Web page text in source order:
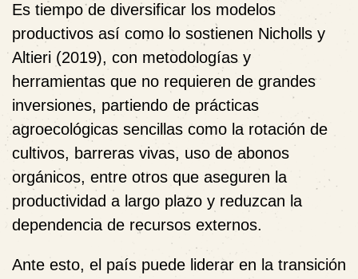
Es tiempo de diversificar los modelos
productivos así como lo sostienen Nicholls y
Altieri (2019), con metodologías y
herramientas que no requieren de grandes
inversiones, partiendo de prácticas
agroecológicas sencillas como la rotación de
cultivos, barreras vivas, uso de abonos
orgánicos, entre otros que aseguren la
productividad a largo plazo y reduzcan la
dependencia de recursos externos.
Ante esto, el país puede liderar en la transición